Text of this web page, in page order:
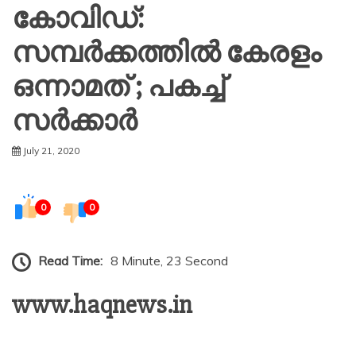
കോവിഡ്:
സമ്പർക്കത്തിൽ കേരളം
ഒന്നാമത് ; പകച്ച്
സർക്കാർ
July 21, 2020
0 0
Read Time: 8 Minute, 23 Second
www.haqnews.in